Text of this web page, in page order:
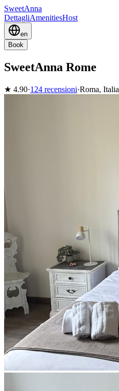
SweetAnna
DettagliAmenitiesHost
en
Book
SweetAnna Rome
★ 4.90·124 recensioni·Roma, Italia